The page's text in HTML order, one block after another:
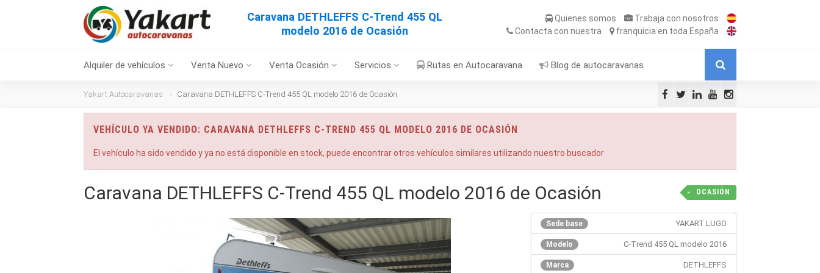
Caravana DETHLEFFS C-Trend 455 QL
modelo 2016 de Ocasión
Quienes somos Trabaja con nosotros
Contacta con nuestra franquicia en toda España
Alquiler de vehículos Venta Nuevo Venta Ocasión Servicios Rutas en Autocaravana Blog de autocaravanas
Yakart Autocaravanas Caravana DETHLEFFS C-Trend 455 QL modelo 2016 de Ocasión
VEHÍCULO YA VENDIDO: CARAVANA DETHLEFFS C-TREND 455 QL MODELO 2016 DE OCASIÓN
El vehículo ha sido vendido y ya no está disponible en stock, puede encontrar otros vehículos similares utilizando nuestro buscador
OCASIÓN
Caravana DETHLEFFS C-Trend 455 QL modelo 2016 de Ocasión
Sede base YAKART LUGO
Modelo C-Trend 455 QL modelo 2016
Marca DETHLEFFS